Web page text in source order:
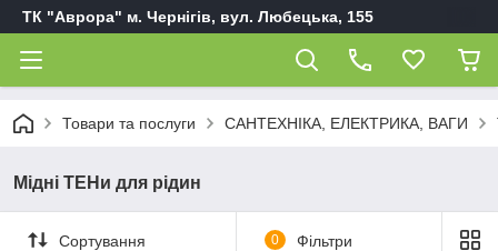
ТК "Аврора" м. Чернігів, вул. Любецька, 155
Товари та послуги САНТЕХНІКА, ЕЛЕКТРИКА, ВАГИ
Мідні ТЕНи для рідин
Сортування 0 Фільтри